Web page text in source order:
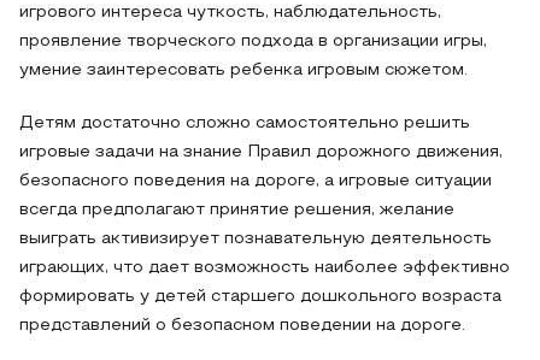
игрового интереса чуткость, наблюдательность,
проявление творческого подхода в организации игры,
умение заинтересовать ребенка игровым сюжетом.
Детям достаточно сложно самостоятельно решить
игровые задачи на знание Правил дорожного движения,
безопасного поведения на дороге, а игровые ситуации
всегда предполагают принятие решения, желание
выиграть активизирует познавательную деятельность
играющих, что дает возможность наиболее эффективно
формировать у детей старшего дошкольного возраста
представлений о безопасном поведении на дороге.